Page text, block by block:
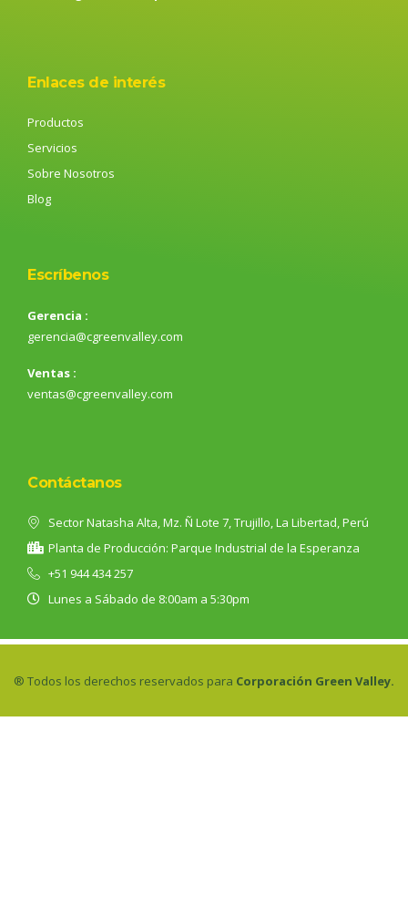
Enlaces de interés
Productos
Servicios
Sobre Nosotros
Blog
Escríbenos
Gerencia :
gerencia@cgreenvalley.com
Ventas :
ventas@cgreenvalley.com
Contáctanos
Sector Natasha Alta, Mz. Ñ Lote 7, Trujillo, La Libertad, Perú
Planta de Producción: Parque Industrial de la Esperanza
+51 944 434 257
Lunes a Sábado de 8:00am a 5:30pm
® Todos los derechos reservados para Corporación Green Valley.